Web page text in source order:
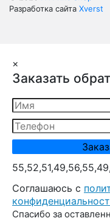
Разработка сайта Xverst
×
Заказать
Cоглашаюсь с
Спасибо за